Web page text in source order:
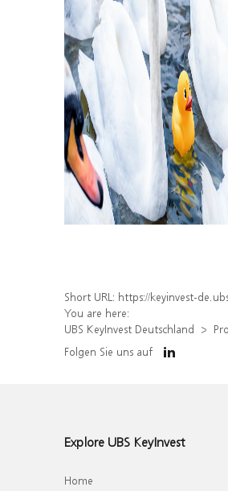
Short URL: https://keyinvest-de.ubs.com/produkt/detail/
You are here:
UBS KeyInvest Deutschland
Folgen Sie uns auf
Explore UBS KeyInvest
Home